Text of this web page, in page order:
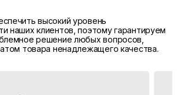
высокий уровень
наших клиентов, поэтому гарантируем
решение любых вопросов,
товара ненадлежащего качества.